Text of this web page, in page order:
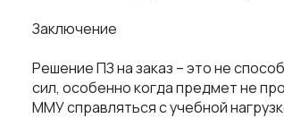
Заключение
Решение ПЗ на заказ – это не
сил, особенно когда предмет не
ММУ справляться с учебной